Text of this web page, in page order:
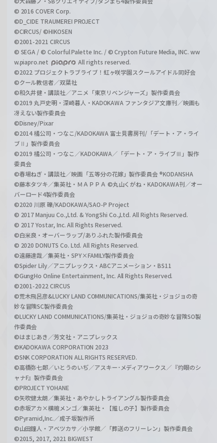
© 2016 COVER Corp.
©D_CIDE TRAUMEREI PROJECT
©CIRCUS/ ©HIKOSEN
©2001-2021 CIRCUS
© SEGA / © Colorful Palette Inc. / © Crypton Future Media, INC. ww
w.piapro.net
All rights reserved.
©2022 プロジェクトラブライブ！虹ヶ咲学園スクールアイドル同好会
©クール教信者／双葉社
©和久井健・講談社／アニメ「東京リベンジャーズ」製作委員会
©2019 丸戸史明・深崎暮人・KADOKAWA ファンタジア文庫刊／映画も
冴えない製作委員会
©Disney/Pixar
©2014 橘公司・つなこ/KADOKAWA 富士見書房刊/「デート・ア・ライ
ブⅡ」製作委員会
©2019 橘公司・つなこ／KADOKAWA／「デート・ア・ライブⅢ」製作
委員会
©春場ねぎ・講談社／映画「五等分の花嫁」製作委員会 ®KODANSHA
©藤本タツキ／集英社・ＭＡＰＰＡ ©丸山くがね・KADOKAWA刊／オー
バーロード4製作委員会
©2020 川原 礫/KADOKAWA/SAO-P Project
© 2017 Manjuu Co.,Ltd. & YongShi Co.,Ltd. All Rights Reserved.
© 2017 Yostar, Inc. All Rights Reserved.
©白米良・オーバーラップ/ありふれた製作委員会
© 2020 DONUTS Co. Ltd. All Rights Reserved.
©遠藤達哉／集英社・SPY×FAMILY製作委員会
©Spider Lily／アニプレックス・ABCアニメーション・BS11
©GungHo Online Entertainment, Inc. All Rights Reserved.
©2001-2022 CIRCUS
©荒木飛呂彦&LUCKY LAND COMMUNICATIONS/集英社・ジョジョの奇
妙な冒険SC製作委員会
©LUCKY LAND COMMUNICATIONS/集英社・ジョジョの奇妙な冒険SO製
作委員会
©はまじあき／芳文社・アニプレックス
©KADOKAWA CORPORATION 2023
©SNK CORPORATION ALL RIGHTS RESERVED.
©高橋弥七郎／いとうのいぢ／アスキー･メディアワークス／『灼眼のシ
ャナF』製作委員会
©PROJECT YOHANE
©矢吹健太朗／集英社・あやかしトライアングル製作委員会
©赤坂アカ×横槍メンゴ／集英社・【推しの子】製作委員会
©Pyramid,Inc.／成子坂製作所
©山田鐘人・アベツカサ／小学館／「葬送のフリーレン」製作委員会
©2015, 2017, 2021 BIGWEST